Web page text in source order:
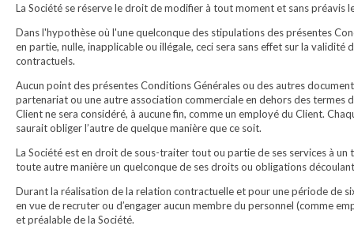
La Société se réserve le droit de modifier à tout moment et sans préavis
Dans l'hypothèse où l'une quelconque des stipulations des présentes
en partie, nulle, inapplicable ou illégale, ceci sera sans effet sur la
contractuels.
Aucun point des présentes Conditions Générales ou des autres
partenariat ou une autre association commerciale en dehors des termes
Client ne sera considéré, à aucune fin, comme un employé du Client.
saurait obliger l’autre de quelque manière que ce soit.
La Société est en droit de sous-traiter tout ou partie de ses services à
toute autre manière un quelconque de ses droits ou obligations
Durant la réalisation de la relation contractuelle et pour une période de
en vue de recruter ou d’engager aucun membre du personnel (comme
et préalable de la Société.